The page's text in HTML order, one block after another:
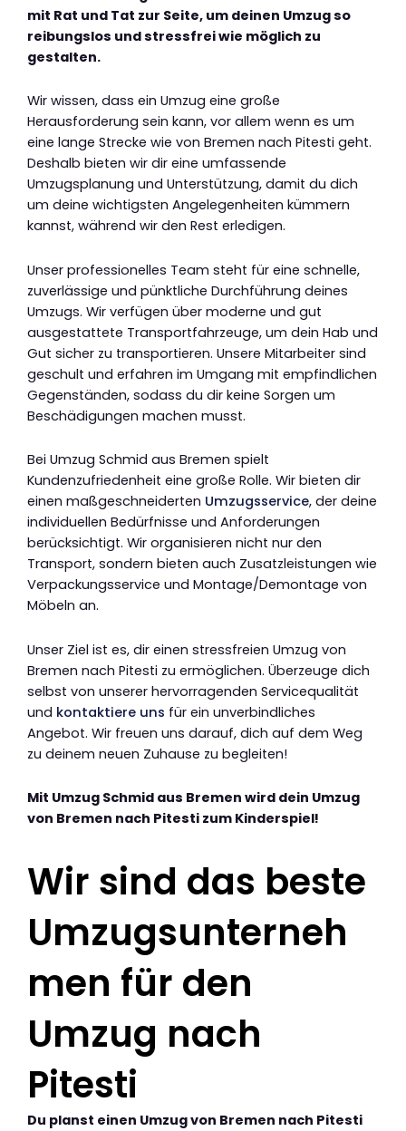
mit Rat und Tat zur Seite, um deinen Umzug so
reibungslos und stressfrei wie möglich zu
gestalten.
Wir wissen, dass ein Umzug eine große
Herausforderung sein kann, vor allem wenn es um
eine lange Strecke wie von Bremen nach Pitesti geht.
Deshalb bieten wir dir eine umfassende
Umzugsplanung und Unterstützung, damit du dich
um deine wichtigsten Angelegenheiten kümmern
kannst, während wir den Rest erledigen.
Unser professionelles Team steht für eine schnelle,
zuverlässige und pünktliche Durchführung deines
Umzugs. Wir verfügen über moderne und gut
ausgestattete Transportfahrzeuge, um dein Hab und
Gut sicher zu transportieren. Unsere Mitarbeiter sind
geschult und erfahren im Umgang mit empfindlichen
Gegenständen, sodass du dir keine Sorgen um
Beschädigungen machen musst.
Bei Umzug Schmid aus Bremen spielt
Kundenzufriedenheit eine große Rolle. Wir bieten dir
einen maßgeschneiderten Umzugsservice, der deine
individuellen Bedürfnisse und Anforderungen
berücksichtigt. Wir organisieren nicht nur den
Transport, sondern bieten auch Zusatzleistungen wie
Verpackungsservice und Montage/Demontage von
Möbeln an.
Unser Ziel ist es, dir einen stressfreien Umzug von
Bremen nach Pitesti zu ermöglichen. Überzeuge dich
selbst von unserer hervorragenden Servicequalität
und kontaktiere uns für ein unverbindliches
Angebot. Wir freuen uns darauf, dich auf dem Weg
zu deinem neuen Zuhause zu begleiten!
Mit Umzug Schmid aus Bremen wird dein Umzug
von Bremen nach Pitesti zum Kinderspiel!
Wir sind das beste
Umzugsunterneh
men für den
Umzug nach
Pitesti
Du planst einen Umzug von Bremen nach Pitesti